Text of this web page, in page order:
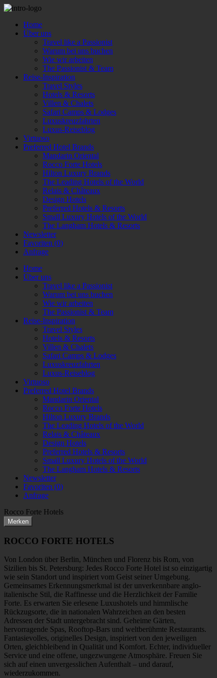
Home
Über uns
Travel like a Passionist
Warum bei uns buchen
Wie wir arbeiten
The Passionist & Team
Reise-Inspiration
Travel Styles
Hotels & Resorts
Villen & Chalets
Safari Camps & Lodges
Luxuskreuzfahrten
Luxus-Reiseblog
Virtuoso
Preferred Hotel Brands
Mandarin Oriental
Rocco Forte Hotels
Hilton Luxury Brands
The Leading Hotels of the World
Relais & Châteaux
Design Hotels
Preferred Hotels & Resorts
Small Luxury Hotels of the World
The Langham Hotels & Resorts
Newsletter
Favoriten (0)
Anfrage
Home
Über uns
Travel like a Passionist
Warum bei uns buchen
Wie wir arbeiten
The Passionist & Team
Reise-Inspiration
Travel Styles
Hotels & Resorts
Villen & Chalets
Safari Camps & Lodges
Luxuskreuzfahrten
Luxus-Reiseblog
Virtuoso
Preferred Hotel Brands
Mandarin Oriental
Rocco Forte Hotels
Hilton Luxury Brands
The Leading Hotels of the World
Relais & Châteaux
Design Hotels
Preferred Hotels & Resorts
Small Luxury Hotels of the World
The Langham Hotels & Resorts
Newsletter
Favoriten (0)
Anfrage
Rocco Forte Hotels
Merken
ROCCO FORTE HOTELS
Von London über Berlin, München und Florenz bis Rom, von
Sizilien bis St. Petersburg: Jedes Rocco Forte Hotel ist so einzigartig
wie sein Standort und inspiriert vom Geist seiner Umgebung.
Gemeinsames Erkennungsmerkmal ist der unverkennbare anglo-
italienische Stil, die Raffinesse und die Herzlichkeit der Familie
Forte. Es erwarten Sie erlesene Luxushotels und himmlische
Rückzugsorte, die in nationalen Wahrzeichen an den besten
Adressen der Stadt untergebracht sind. Geheime Gärten,
hervorragende Spas, Rooftop-Bars und weltberühmte Restaurants.
Fantasievolles, originelles Design, inspiriert von den jeweiligen
Orten, gleichbleibend in Qualität und Komfort. Echter, individueller
Service und eine offene, ungezwungene Atmosphäre. Freuen Sie
sich auf einen unvergesslichen Aufenthalt – und darauf,
wiederzukommen.